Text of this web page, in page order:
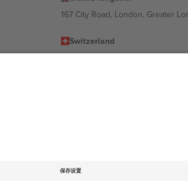
167 City Road, London, Greater
Switzerland
Mexico
，请查看特定活动页面、版权声明和条款。,